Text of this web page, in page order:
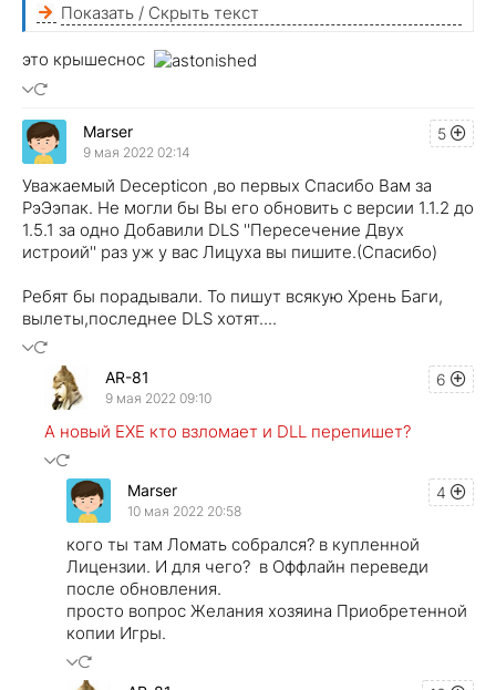
Показать / Скрыть текст
это крышеснос
5
Marser
9 мая 2022 02:14
Уважаемый Decepticon ,во первых Спасибо Вам за
РэЭэпак. Не могли бы Вы его обновить с версии 1.1.2 до
1.5.1 за одно Добавили DLS ''Пересечение Двух
истроий'' раз уж у вас Лицуха вы пишите.(Спасибо)
Ребят бы порадывали. То пишут всякую Хрень Баги,
вылеты,последнее DLS хотят....
6
AR-81
9 мая 2022 09:10
А новый EXE кто взломает и DLL перепишет?
4
Marser
10 мая 2022 20:58
кого ты там Ломать собрался? в купленной
Лицензии. И для чего? в Оффлайн переведи
после обновления.
просто вопрос Желания хозяина Приобретенной
копии Игры.